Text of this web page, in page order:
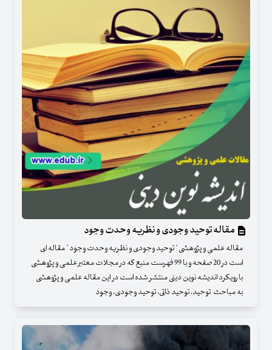
مقاله توحید وجودی و نظریه وحدت وجود
مقاله علمی و پژوهشی " توحید وجودی و نظریه وحدت وجود " مقاله ای
است در 20 صفحه و با 99 فهرست منبع که در مجلات معتبر علمی و پژوهشی
با رویکرد اندیشه نوین دینی منتشر شده است در این مقاله علمی و پژوهشی
به مباحث توحید، توحید ذاتی، توحید وجودی، وجود